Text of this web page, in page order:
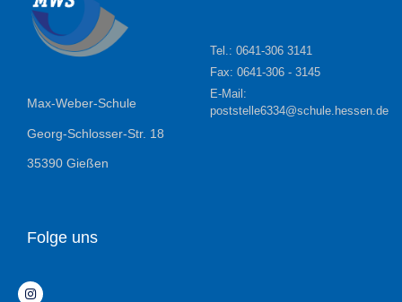
Max-Weber-Schule
Georg-Schlosser-Str. 18
35390 Gießen
Tel.: 0641-306 3141
Fax: 0641-306 - 3145
E-Mail:
poststelle6334@schule.hessen.de
Folge uns